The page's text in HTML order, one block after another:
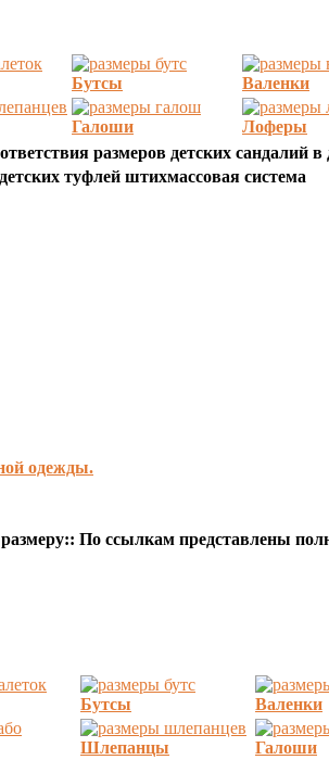
Бутсы Валенки
Галоши
Лоферы
размеров детских сандалий
туфлей штихмассовая система
одежды.
По ссылкам представлены
Бутсы Валенки
Шлепанцы Галоши